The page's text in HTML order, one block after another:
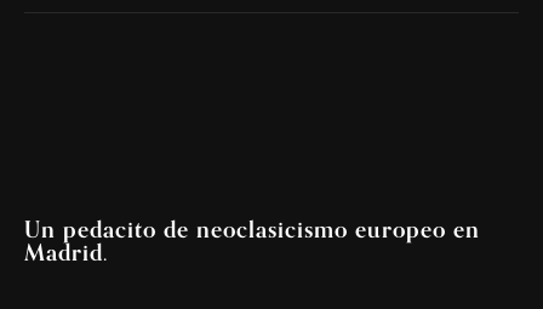
Un pedacito de neoclasicismo europeo en
Madrid.